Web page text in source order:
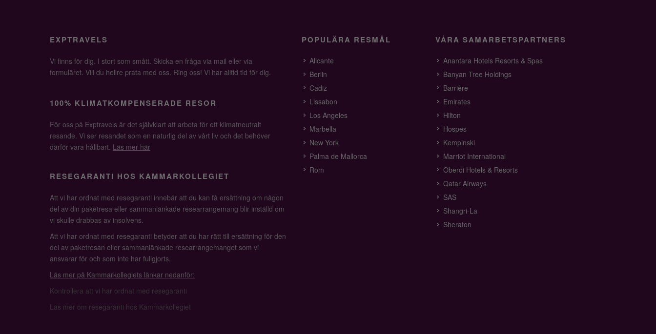
EXPTRAVELS
Vi finns för dig. I stort som smått. Skicka en fråga via mail eller via
formuläret. Vill du hellre prata med oss. Ring oss! Vi har alltid tid för dig.
100% KLIMATKOMPENSERADE RESOR
För oss på Exptravels är det självklart att arbeta för ett klimatneutralt
resande. Vi ser resandet som en naturlig del av vårt liv och det behöver
därför vara hållbart. Läs mer här
RESEGARANTI HOS KAMMARKOLLEGIET
Att vi har ordnat med resegaranti innebär att du kan få ersättning om någon
del av din paketresa eller sammanlänkade researrangemang blir inställd om
vi skulle drabbas av insolvens.
Att vi har ordnat med resegaranti betyder att du har rätt till ersättning för den
del av paketresan eller sammanlänkade researrangemanget som vi
ansvarar för och som inte har fullgjorts.
Läs mer på Kammarkollegiets länkar nedanför:
Kontrollera att vi har ordnat med resegaranti
Läs mer om resegaranti hos Kammarkollegiet
POPULÄRA RESMÅL
Alicante
Berlin
Cadiz
Lissabon
Los Angeles
Marbella
New York
Palma de Mallorca
Rom
VÅRA SAMARBETSPARTNERS
Anantara Hotels Resorts & Spas
Banyan Tree Holdings
Barrière
Emirates
Hilton
Hospes
Kempinski
Marriot International
Oberoi Hotels & Resorts
Qatar Airways
SAS
Shangri-La
Sheraton